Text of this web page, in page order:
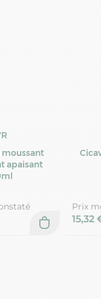
moussant
apaisant
Prix
15,32